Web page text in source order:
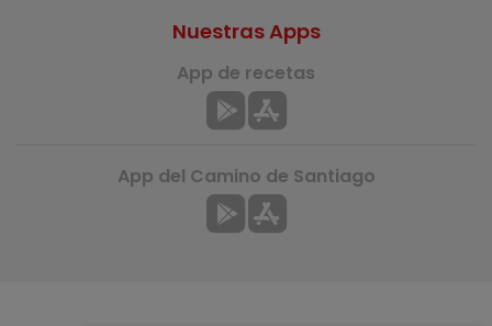
Nuestras Apps
App de recetas
App del Camino de Santiago